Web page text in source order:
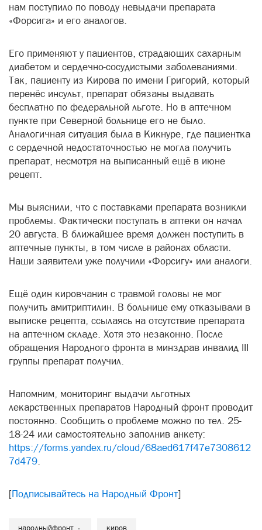
нам поступило по поводу невыдачи препарата
«Форсига» и его аналогов.
Его применяют у пациентов, страдающих сахарным
диабетом и сердечно-сосудистыми заболеваниями.
Так, пациенту из Кирова по имени Григорий, который
перенёс инсульт, препарат обязаны выдавать
бесплатно по федеральной льготе. Но в аптечном
пункте при Северной больнице его не было.
Аналогичная ситуация была в Кикнуре, где пациентка
с сердечной недостаточностью не могла получить
препарат, несмотря на выписанный ещё в июне
рецепт.
Мы выяснили, что с поставками препарата возникли
проблемы. Фактически поступать в аптеки он начал
20 августа. В ближайшее время должен поступить в
аптечные пункты, в том числе в районах области.
Наши заявители уже получили «Форсигу» или аналоги.
Ещё один кировчанин с травмой головы не мог
получить амитриптилин. В больнице ему отказывали в
выписке рецепта, ссылаясь на отсутствие препарата
на аптечном складе. Хотя это незаконно. После
обращения Народного фронта в минздрав инвалид III
группы препарат получил.
Напомним, мониторинг выдачи льготных
лекарственных препаратов Народный фронт проводит
постоянно. Сообщить о проблеме можно по тел. 25-
18-24 или самостоятельно заполнив анкету:
https://forms.yandex.ru/cloud/68aed617f47e7308612
7d479.
[Подписывайтесь на Народный Фронт]
народныйфронт киров